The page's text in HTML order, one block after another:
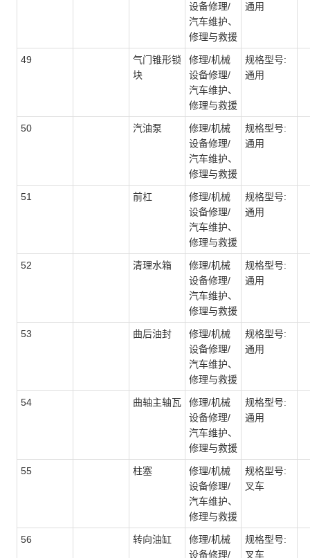
设备修理/
汽车维护、
修理与救援
通用
49
气门锥形锁
块
修理/机械
设备修理/
汽车维护、
修理与救援
规格型号:
通用
50 汽油泵
修理/机械
设备修理/
汽车维护、
修理与救援
规格型号:
通用
51 前杠
修理/机械
设备修理/
汽车维护、
修理与救援
规格型号:
通用
52 清理水箱
修理/机械
设备修理/
汽车维护、
修理与救援
规格型号:
通用
53 曲后油封
修理/机械
设备修理/
汽车维护、
修理与救援
规格型号:
通用
54 曲轴主轴瓦
修理/机械
设备修理/
汽车维护、
修理与救援
规格型号:
通用
55 柱塞
修理/机械
设备修理/
汽车维护、
修理与救援
规格型号:
叉车
56 转向油缸
修理/机械
设备修理/
规格型号:
叉车